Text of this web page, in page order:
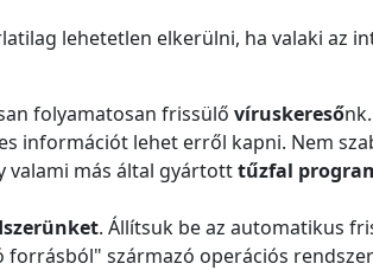
lehetetlen elkerülni, ha valaki az
folyamatosan frissülő víruskereső
információt lehet erről kapni. Nem
valami más által gyártotttűzfal
. Állítsuk be az automatikus
származó operációs